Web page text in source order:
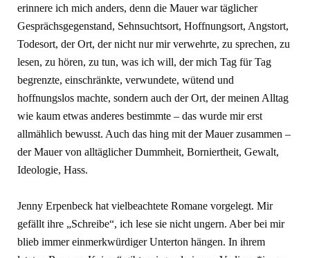
erinnere ich mich anders, denn die Mauer war täglicher
Gesprächsgegenstand, Sehnsuchtsort, Hoffnungsort, Angstort,
Todesort, der Ort, der nicht nur mir verwehrte, zu sprechen, zu
lesen, zu hören, zu tun, was ich will, der mich Tag für Tag
begrenzte, einschränkte, verwundete, wütend und
hoffnungslos machte, sondern auch der Ort, der meinen Alltag
wie kaum etwas anderes bestimmte – das wurde mir erst
allmählich bewusst. Auch das hing mit der Mauer zusammen –
der Mauer von alltäglicher Dummheit, Borniertheit, Gewalt,
Ideologie, Hass.
Jenny Erpenbeck hat vielbeachtete Romane vorgelegt. Mir
gefällt ihre „Schreibe“, ich lese sie nicht ungern. Aber bei mir
blieb immer einmerkwürdiger Unterton hängen. In ihrem